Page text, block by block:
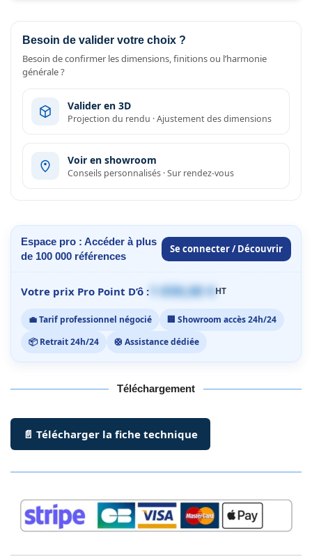
Besoin de valider votre choix ?
Besoin de confirmer les dimensions, finitions ou l’harmonie
générale ?
Valider en 3D
Projection du rendu · Ajustement des dimensions
Voir en showroom
Conseils personnalisés · Sur rendez-vous
Espace pro : Accéder à plus
de 100 000 références
Se connecter / Découvrir
Votre prix Pro Point D’ô : 1 059,00 €HT
💼 Tarif professionnel négocié
🏢 Showroom accès 24h/24
📦 Retrait 24h/24
🛟 Assistance dédiée
Téléchargement
📄 Télécharger la fiche technique